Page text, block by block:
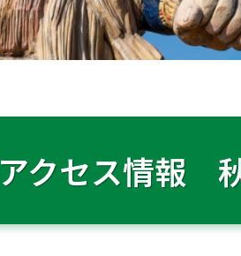
アクセス情報